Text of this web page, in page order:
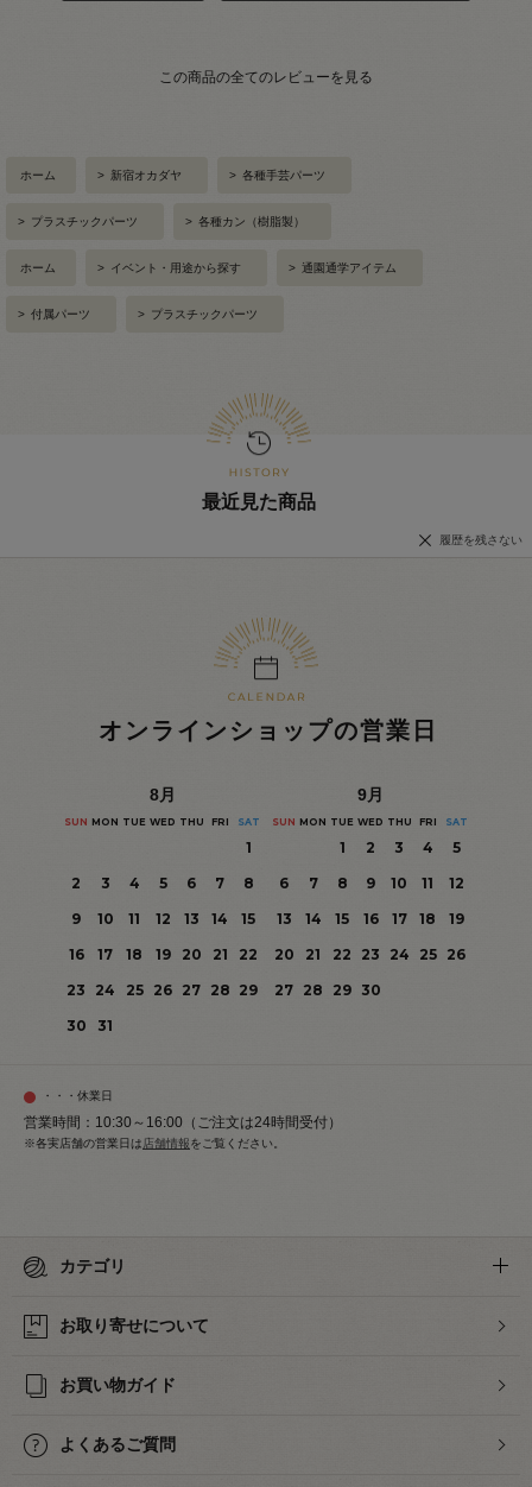
この商品の全てのレビューを見る
ホーム > 新宿オカダヤ > 各種手芸パーツ
> プラスチックパーツ > 各種カン（樹脂製）
ホーム > イベント・用途から探す > 通園通学アイテム
> 付属パーツ > プラスチックパーツ
最近見た商品
履歴を残さない
オンラインショップの営業日
8月
SUN MON TUE WED THU FRI SAT
1
2
3 4 5 6 7
8
9
10 11 12 13 14
15
16
17 18 19 20 21
22
23
24 25 26 27 28 29
30
31
9月
SUN MON TUE WED THU FRI SAT
1 2 3 4
5
6
7 8 9 10 11
12
13
14 15 16 17 18
19
20
21 22 23 24 25
26
27 28 29 30
・・・休業日
営業時間：10:30～16:00（ご注文は24時間受付）
※各実店舗の営業日は店舗情報をご覧ください。
カテゴリ
お取り寄せについて
お買い物ガイド
よくあるご質問